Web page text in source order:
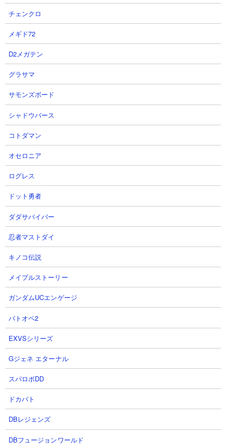
プロライのYouTube配信者の最新動画
プロライのYouTube配信者さん達の動画を、投稿が新しい順に12件まで
【データ取得日時(キャッシュ)】2026.08.06 15:40:14
【プロ野球ライジング】汎用すら
増える恐ろしきゲーム【ホームラ
ン集】
大和ミツキ【VTuber】さん
2026.06.28 21:00（1ヶ月前）
1
【快感】手も足も出ない『見逃し
大和ミツキ【VTuber】さん
2
3
チェンクロ
メギド72
D2メガテン
グラサマ
サモンズボード
シャドウバース
コトダマン
オセロニア
ログレス
ドット勇者
ダダサバイバー
忍者マストダイ
キノコ伝説
メイプルストーリー
ガンダムUCエンゲージ
バトオペ2
EXVSシリーズ
Gジェネ エターナル
スパロボDD
ドカバト
DBレジェンズ
DBフュージョンワールド